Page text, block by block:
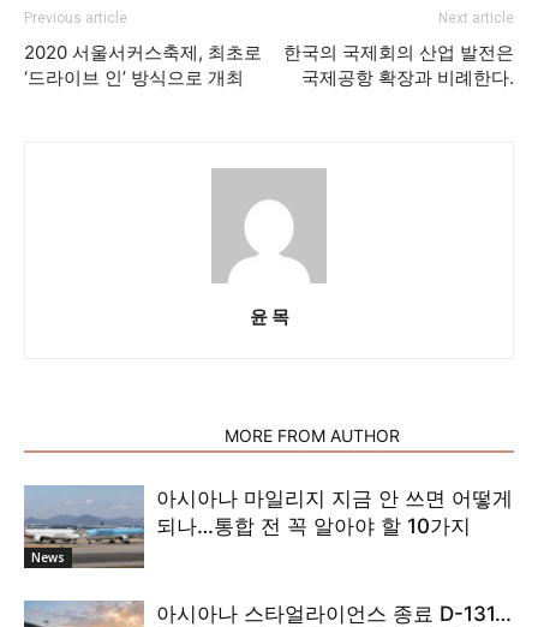
Previous article
2020 서울서커스축제, 최초로
‘드라이브 인’ 방식으로 개최
Next article
한국의 국제회의 산업 발전은
국제공항 확장과 비례한다.
윤 목
MORE FROM AUTHOR
News
아시아나 마일리지 지금 안 쓰면 어떻게
되나…통합 전 꼭 알아야 할 10가지
아시아나 스타얼라이언스 종료 D-131…